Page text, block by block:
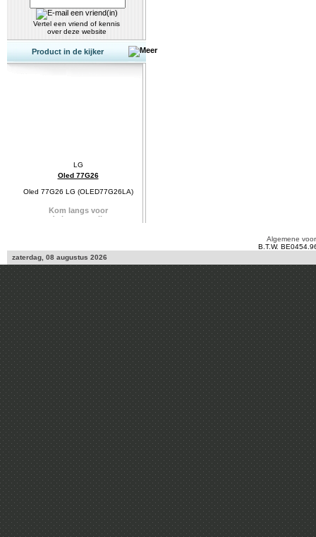
Vertel een vriend of kennis
over deze website
Product in de kijker
Oled 77G26
Oled 77G26 LG (OLED77G26LA)
Algemene
B.T.W.
zaterdag, 08 augustus 2026